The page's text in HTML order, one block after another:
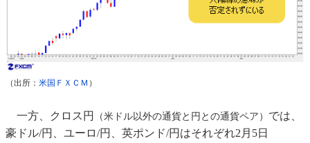
（出所： 米国ＦＸＣＭ ）
一方、クロス円 （米ドル以外の通貨と円との通貨ペア） では、
豪ドル/円、ユーロ/円、英ポンド/円はそれぞれ2月5日